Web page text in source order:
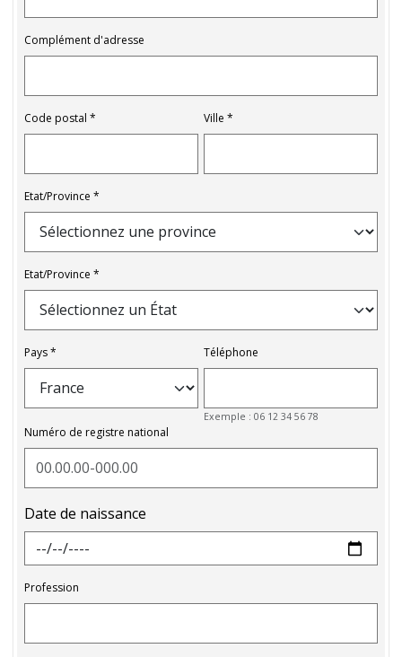
Complément d'adresse
Code postal Ville
Etat/Province
Etat/Province
Pays Téléphone
Exemple : 06 12 34 56 78
Numéro de registre national
Date de naissance
Profession